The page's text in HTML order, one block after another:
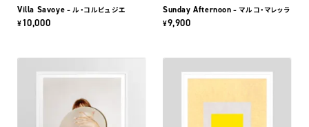
Villa Savoye – ル・コルビュジエ
¥10,000
Sunday Afternoon – マルコ・マレッラ
¥9,900